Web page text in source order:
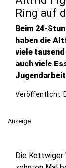
Ring auf
Beim 24-
haben die
viele
auch viele
Veröffentlicht:
Anzeige
Die Kettwiger